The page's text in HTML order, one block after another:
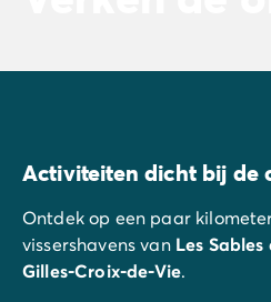
Activiteiten dicht bij de
Ontdek op een paar
vissershavens vanLes Sables
Gilles-Croix-de-Vie.